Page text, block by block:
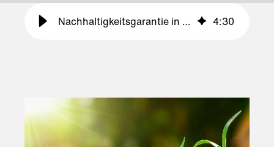
Nachhaltigkeitsgarantie in der Lieferkette durch das EcoVadis Rating 4:30